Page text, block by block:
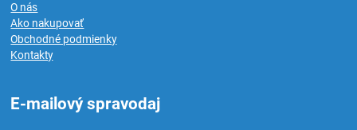
O nás
Ako nakupovať
Obchodné podmienky
Kontakty
E-mailový spravodaj